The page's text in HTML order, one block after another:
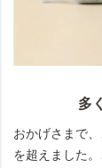
多
おかげさまで
を超えました